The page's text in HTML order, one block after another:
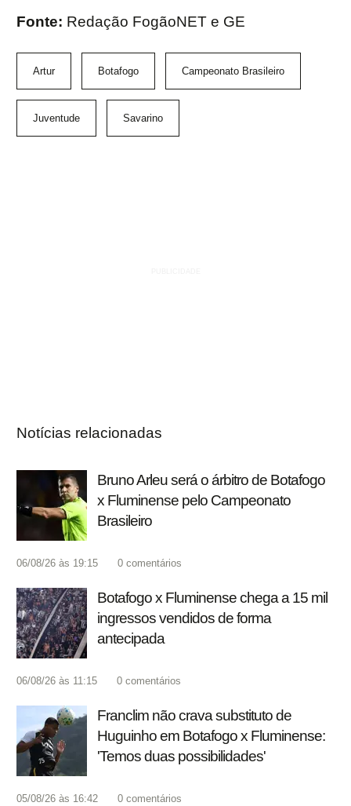
Fonte: Redação FogãoNET e GE
Artur Botafogo Campeonato Brasileiro
Juventude Savarino
Notícias relacionadas
Bruno Arleu será o árbitro de Botafogo
x Fluminense pelo Campeonato
Brasileiro
06/08/26 às 19:15 0 comentários
Botafogo x Fluminense chega a 15 mil
ingressos vendidos de forma
antecipada
06/08/26 às 11:15 0 comentários
Franclim não crava substituto de
Huguinho em Botafogo x Fluminense:
'Temos duas possibilidades'
05/08/26 às 16:42 0 comentários